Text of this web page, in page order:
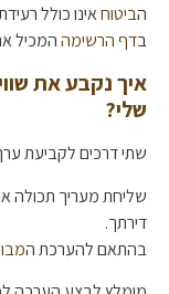
הביטוחאינו כולל
בדף הרשימההמכיל
איך נקבע את
שלי?
שתי דרכים לקביעת
שליחת מעריך תכולה
דירתך.
בהתאם להערכת ה